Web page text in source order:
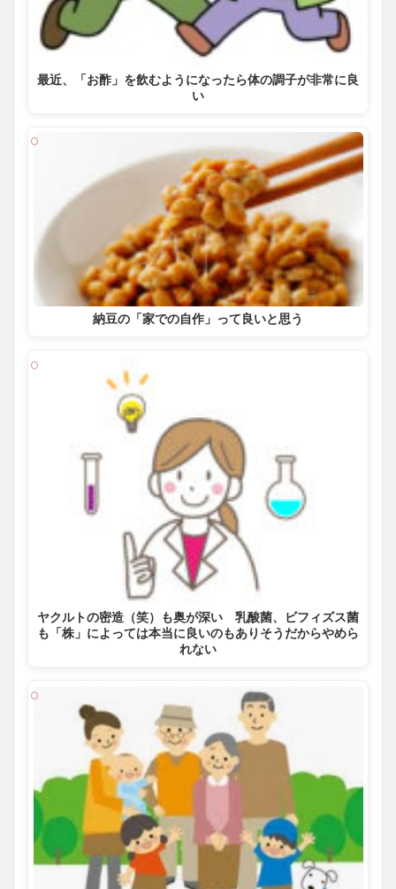
最近、「お酢」を飲むようになったら体の調子が非常に良
い
納豆の「家での自作」って良いと思う
ヤクルトの密造（笑）も奥が深い 乳酸菌、ビフィズス菌
も「株」によっては本当に良いのもありそうだからやめら
れない